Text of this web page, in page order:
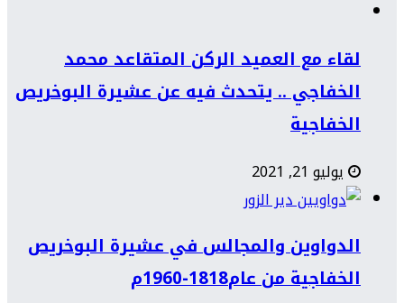
لقاء مع العميد الركن المتقاعد محمد
الخفاجي .. يتحدث فيه عن عشيرة البوخريص
الخفاجية
يوليو 21, 2021
الدواوين والمجالس في عشيرة البوخريص
الخفاجية من عام1818-1960م